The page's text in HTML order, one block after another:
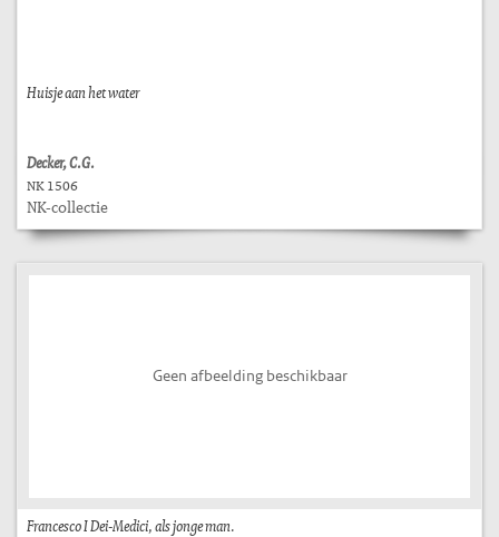
Huisje aan het water
Decker, C.G.
NK 1506
NK-collectie
Geen afbeelding beschikbaar
Francesco I Dei-Medici, als jonge man.